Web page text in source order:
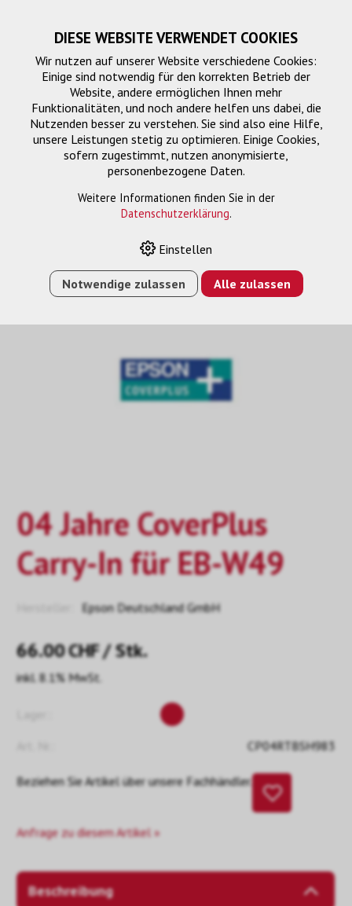
04 Jahre CoverPlus
Carry-In für EB-W49
Epson Deutschland GmbH
66.00CHF/ Stk.
inkl. 8.1% MwSt.
CP04RTBSH983
Beziehen Sie Artikel über unsere Fachhändler.
Anfrage zu diesem Artikel »
Beschreibung
DIESE WEBSITE VERWENDET COOKIES
Wir nutzen auf unserer Website verschiedene Cookies:
Einige sind notwendig für den korrekten Betrieb der
Website, andere ermöglichen Ihnen mehr
Funktionalitäten, und noch andere helfen uns dabei, die
Nutzenden besser zu verstehen. Sie sind also eine Hilfe,
unsere Leistungen stetig zu optimieren. Einige Cookies,
sofern zugestimmt, nutzen anonymisierte,
personenbezogene Daten.
Weitere Informationen finden Sie in der
Datenschutzerklärung.
Einstellen
Notwendige zulassen Alle zulassen